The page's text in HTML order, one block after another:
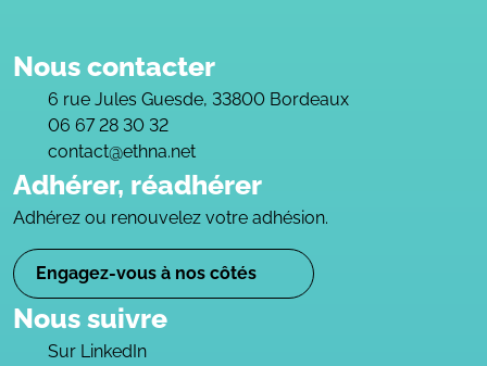
Nous contacter
6 rue Jules Guesde, 33800 Bordeaux
06 67 28 30 32
contact@ethna.net
Adhérer, réadhérer
Adhérez ou renouvelez votre adhésion.
Engagez-vous à nos côtés
Nous suivre
Sur LinkedIn